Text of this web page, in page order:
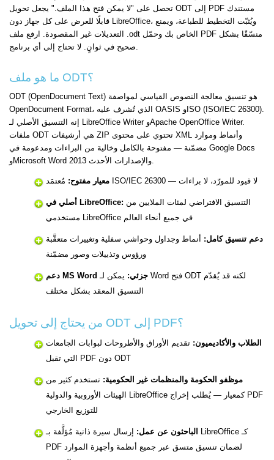
تحصل على "لا يمكن فتح هذا الملف." يجعل تحويل ODT إلى PDF مستندك
قابلًا للعرض على كل جهاز دون LibreOffice، ويُثبّت التخطيط للطباعة، ويمنع
التعديلات غير المقصودة. ارفع ملف .odt الخاص بك وحمّل PDF منسّقًا بشكل
صحيح في ثوانٍ. لا تحتاج إلى أي برنامج.
ما هو ملف ODT؟
ODT (OpenDocument Text) هو تنسيق معالجة النصوص القياسي لمواصفة
OpenDocument Format، الذي تُشرف عليه OASIS وISO (ISO/IEC 26300).
إنه التنسيق الأصلي لـ LibreOffice Writer وApache OpenOffice Writer.
ملفات ODT هي أرشيفات ZIP تحتوي على محتوى XML وأنماط وموارد
مضمّنة — مفتوحة بالكامل وخالية من البراءات ومدعومة في Google Docs
وMicrosoft Word 2013 والإصدارات الأحدث.
معيار مفتوح: مُعتمَد ISO/IEC 26300 — لا قيود للمورّد، لا براءات
أصلي في LibreOffice:
مستخدمي LibreOffice في جميع أنحاء العالم
دعم تنسيق كامل: أنماط وجداول وحواشي سفلية وتغييرات متعقَّبة
ورؤوس وتذييلات وصور مضمّنة
دعم MS Word جزئي: يمكن لـ Word فتح ODT لكنه قد يُقدّم
التنسيق المعقد بشكل مختلف
من يحتاج إلى تحويل ODT إلى PDF؟
الطلاب والأكاديميون: تقديم الأوراق والأطروحات لبوابات الجامعات
التي تقبل PDF دون ODT
موظفو الحكومة والمنظمات غير الحكومية: تستخدم كثير من
الهيئات الأوروبية والدولية LibreOffice كمعيار — يُطلب إخراج PDF
للتوزيع الخارجي
الباحثون عن عمل: إرسال سيرة ذاتية مُؤلَّفة بـ LibreOffice كـ
PDF لضمان تنسيق متسق عبر جميع أنظمة وأجهزة الموارد